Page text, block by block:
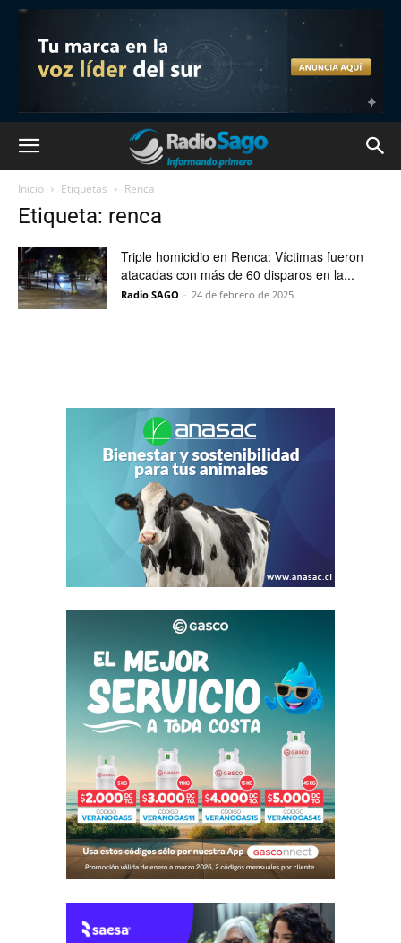
Inicio Etiquetas Renca
Etiqueta: renca
Triple homicidio en Renca: Víctimas fueron
atacadas con más de 60 disparos en la...
Radio SAGO - 24 de febrero de 2025